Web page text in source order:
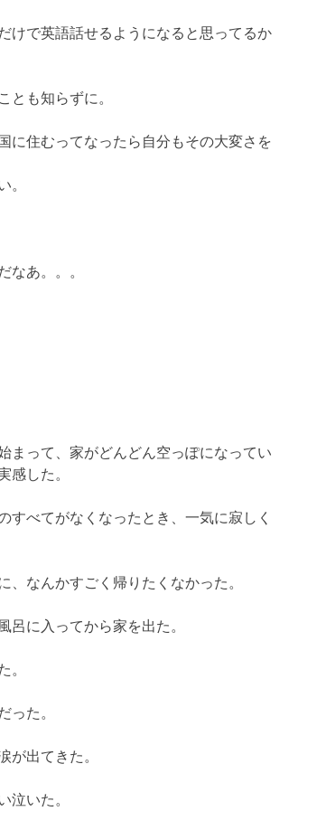
けで英語話せるようになると思ってるか
とも知らずに。
に住むってなったら自分もその大変さを
。
なあ。。。
まって、家がどんどん空っぽになってい
感した。
すべてがなくなったとき、一気に寂しく
、なんかすごく帰りたくなかった。
呂に入ってから家を出た。
。
った。
が出てきた。
泣いた。